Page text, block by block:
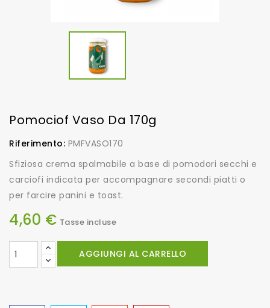
Pomociof Vaso Da 170g
Riferimento: PMFVASO170
Sfiziosa crema spalmabile a base di pomodori secchi e
carciofi indicata per accompagnare secondi piatti o
per farcire panini e toast.
4,60 € Tasse incluse
AGGIUNGI AL CARRELLO